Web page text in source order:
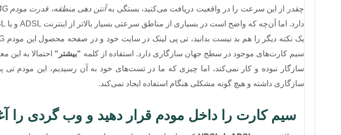
چقدر از این سرعت را در واقعیت دریافت می‌کنید، بستگی بهآنتن دهی منطقه، قدرت مودم 4G ، سرویس دهی اپراتور شما و سایر عوامل
دارد. اما آن‌چه که واضح است در بسیاری از مناطق سرعتی بسیار بالاتر از اینترنت ADSL و یا VDSL را تجربه خواهید کرد.
سیم کارت‌های موجود در سطح جهان سازگاری دارد. استفاده از کلمه “بیشتر“ احتمالا به
سازگار نبوده و کار نمی‌کند، اما چیزی که ما در تست‌های خود به آن رسیدیم، این مودم تی
سازگاری داشته و هیچ گونه مشکلی هنگام استفاده ایجاد نمی‌کند.
سیم کارت را داخل مودم قرار دهید و وب گردی را